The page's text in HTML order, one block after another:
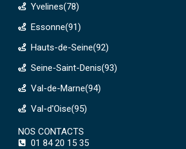
Yvelines(78)
Essonne(91)
Hauts-de-Seine(92)
Seine-Saint-Denis(93)
Val-de-Marne(94)
Val-d'Oise(95)
NOS CONTACTS
01 84 20 15 35